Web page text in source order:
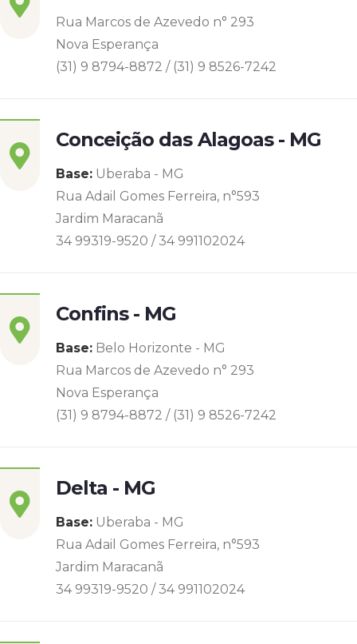
Rua Marcos de Azevedo n° 293
Nova Esperança
(31) 9 8794-8872 / (31) 9 8526-7242
Conceição das Alagoas - MG
Base: Uberaba - MG
Rua Adail Gomes Ferreira, n°593
Jardim Maracanã
34 99319-9520 / 34 991102024
Confins - MG
Base: Belo Horizonte - MG
Rua Marcos de Azevedo n° 293
Nova Esperança
(31) 9 8794-8872 / (31) 9 8526-7242
Delta - MG
Base: Uberaba - MG
Rua Adail Gomes Ferreira, n°593
Jardim Maracanã
34 99319-9520 / 34 991102024